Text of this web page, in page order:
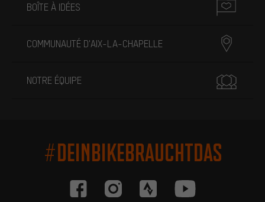
BOÎTE À IDÉES
COMMUNAUTÉ D'AIX-LA-CHAPELLE
NOTRE ÉQUIPE
#DEINBIKEBRAUCHTDAS